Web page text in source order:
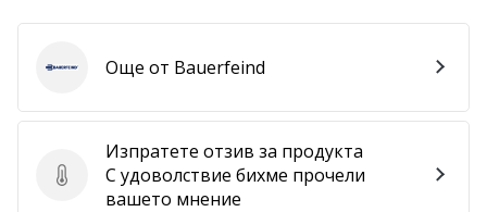
Изпратете отзив за продукта
Изпратете отзив за продукта
С удоволствие бихме прочели
вашето мнение
BauerfeindОще от Bauerfeind